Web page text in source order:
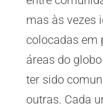
mas às vezes
colocadas em
áreas do
ter sido
outras. Cada